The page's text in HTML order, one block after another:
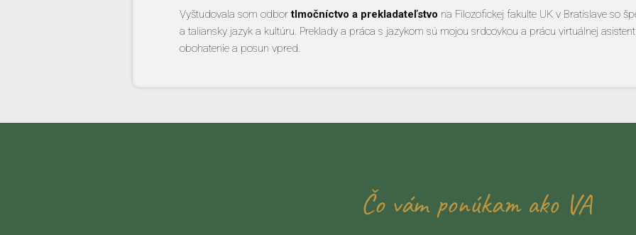
Vyštudovala som odbortlmočníctvo a prekladateľstvo na Filozofickej fakulte UK v Bratislave so
a taliansky jazyk a kultúru. Preklady a práca s jazykom sú mojou srdcovkou a prácu virtuálnej
obohatenie a posun vpred.
Čo vám ponúkam ako VA